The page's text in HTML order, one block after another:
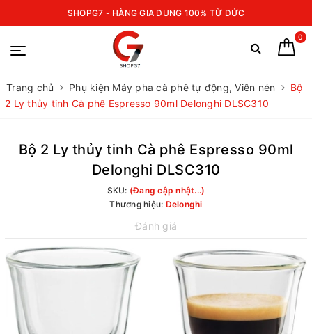
SHOPG7 - HÀNG GIA DỤNG 100% TỪ ĐỨC
0
Trang chủ Phụ kiện Máy pha cà phê tự động, Viên nén
Bộ
2 Ly thủy tinh Cà phê Espresso 90ml Delonghi DLSC310
Bộ 2 Ly thủy tinh Cà phê Espresso 90ml
Delonghi DLSC310
SKU: (Đang cập nhật...)
Thương hiệu: Delonghi
Đánh giá